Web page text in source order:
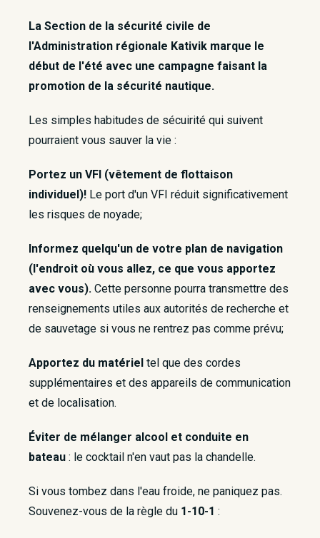
La Section de la sécurité civile de
l'Administration régionale Kativik marque le
début de l'été avec une campagne faisant la
promotion de la sécurité nautique.
Les simples habitudes de sécuirité qui suivent
pourraient vous sauver la vie :
Portez un VFI (vêtement de flottaison
individuel)! Le port d'un VFI réduit significativement
les risques de noyade;
Informez quelqu'un de votre plan de navigation
(l'endroit où vous allez, ce que vous apportez
avec vous). Cette personne pourra transmettre des
renseignements utiles aux autorités de recherche et
de sauvetage si vous ne rentrez pas comme prévu;
Apportez du matériel tel que des cordes
supplémentaires et des appareils de communication
et de localisation.
Éviter de mélanger alcool et conduite en
bateau : le cocktail n'en vaut pas la chandelle.
Si vous tombez dans l'eau froide, ne paniquez pas.
Souvenez-vous de la règle du 1-10-1 :